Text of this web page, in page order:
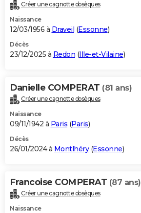
Destinations
City break
Voyage nature
Voyage de noces
Forum
Climat
+PHOTO
GUIDES D'ACHAT
BONS PLANS
Carte de Noël
Carte Bonne année
Carte Saint-Valentin
Carte Pâques
Carte d'anniversaire
DICTIONNAIRE
Dictionnaire
Biographies
Citations
Expressions
Proverbes
PROGRAMME TV
S'inscrire
Se connecter
Lycées
Collèges
Primaires
Universités
Entreprises
Service militaire
Avis de recherche
AVIS DE DÉCÈS
Bricolage
Lifestyle
Culture
Sport
Auto
Television
Voyage
Cinema
Créer une cagnotte obsèques
Naissance
12/03/1956 à Draveil (Essonne)
Décès
23/12/2025 à Redon (Ille-et-Vilaine)
Danielle COMPERAT (81 ans)
Créer une cagnotte obsèques
Naissance
09/11/1942 à Paris (Paris)
Décès
26/01/2024 à Montlhéry(Essonne)
Francoise COMPERAT (87 ans)
Créer une cagnotte obsèques
Naissance